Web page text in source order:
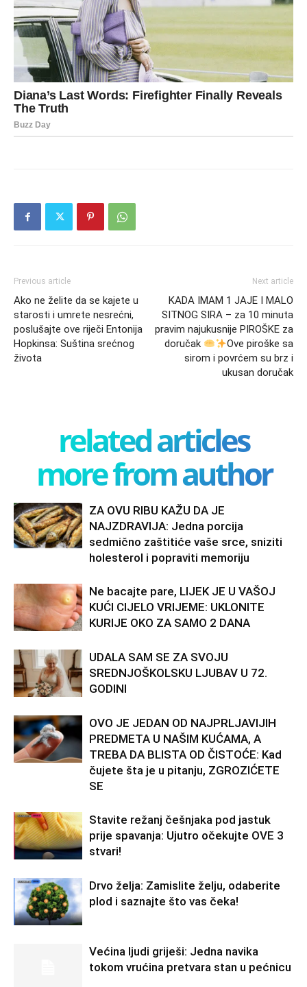
Previous article
Ako ne želite da se kajete u
starosti i umrete nesrećni,
poslušajte ove riječi Entonija
Hopkinsa: Suština srećnog
života
Next article
KADA IMAM 1 JAJE I MALO
SITNOG SIRA – za 10 minuta
pravim najukusnije PIROŠKE za
doručak
Ove piroške sa
sirom i povrćem su brz i
ukusan doručak
related articles
more from author
ZA OVU RIBU KAŽU DA JE
NAJZDRAVIJA: Jedna porcija
sedmično zaštitiće vaše srce, sniziti
holesterol i popraviti memoriju
Ne bacajte pare, LIJEK JE U VAŠOJ
KUĆI CIJELO VRIJEME: UKLONITE
KURIJE OKO ZA SAMO 2 DANA
UDALA SAM SE ZA SVOJU
SREDNJOŠKOLSKU LJUBAV U 72.
GODINI
OVO JE JEDAN OD NAJPRLJAVIJIH
PREDMETA U NAŠIM KUĆAMA, A
TREBA DA BLISTA OD ČISTOĆE: Kad
čujete šta je u pitanju, ZGROZIĆETE
SE
Stavite režanj češnjaka pod jastuk
prije spavanja: Ujutro očekujte OVE 3
stvari!
Drvo želja: Zamislite želju, odaberite
plod i saznajte što vas čeka!
Većina ljudi griješi: Jedna navika
tokom vrućina pretvara stan u pećnicu